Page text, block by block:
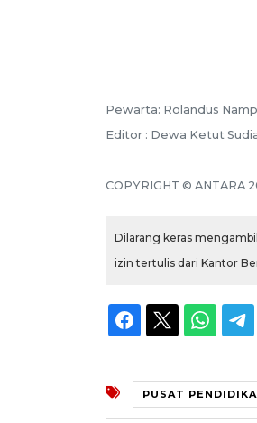
Pewarta: Rolandus
Editor : Dewa Ketut
COPYRIGHT © ANTARA
Dilarang keras
izin tertulis dari Kantor
PUSAT